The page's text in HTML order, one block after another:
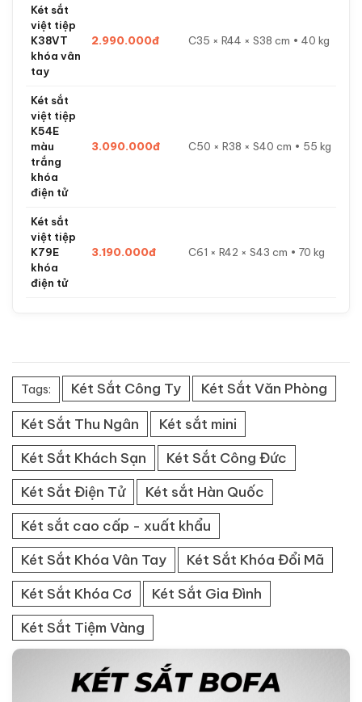
Két sắt
việt tiệp
K38VT
khóa vân
tay
2.990.000đ C35 × R44 × S38 cm • 40 kg
Két sắt
việt tiệp
K54E
màu
trắng
khóa
điện tử
3.090.000đ C50 × R38 × S40 cm • 55 kg
Két sắt
việt tiệp
K79E
khóa
điện tử
3.190.000đ C61 × R42 × S43 cm • 70 kg
Tags: Két Sắt Công Ty
Két Sắt Văn Phòng
Két Sắt Thu Ngân
Két sắt mini
Két Sắt Khách Sạn
Két Sắt Công Đức
Két Sắt Điện Tử
Két sắt Hàn Quốc
Két sắt cao cấp - xuất khẩu
Két Sắt Khóa Vân Tay
Két Sắt Khóa Đổi Mã
Két Sắt Khóa Cơ
Két Sắt Gia Đình
Két Sắt Tiệm Vàng